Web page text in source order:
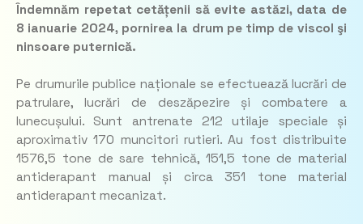
Îndemnăm repetat cetățenii să evite astăzi, data de
8 ianuarie 2024, pornirea la drum pe timp de viscol şi
ninsoare puternică.
Pe drumurile publice naționale se efectuează lucrări de
patrulare, lucrări de deszăpezire și combatere a
lunecușului. Sunt antrenate 212 utilaje speciale și
aproximativ 170 muncitori rutieri. Au fost distribuite
1576,5 tone de sare tehnică, 151,5 tone de material
antiderapant manual și circa 351 tone material
antiderapant mecanizat.